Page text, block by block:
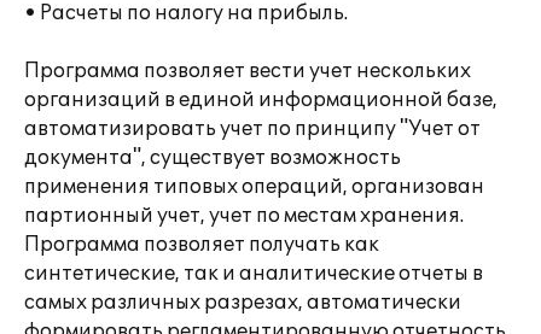
• Расчеты по налогу на прибыль.
Программа позволяет вести учет нескольких
организаций в единой информационной базе,
автоматизировать учет по принципу "Учет от
документа", существует возможность
применения типовых операций, организован
партионный учет, учет по местам хранения.
Программа позволяет получать как
синтетические, так и аналитические отчеты в
самых различных разрезах, автоматически